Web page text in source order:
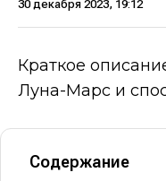
30 декабря 2023, 19:12
Краткое
Луна-Марс и
Содержание